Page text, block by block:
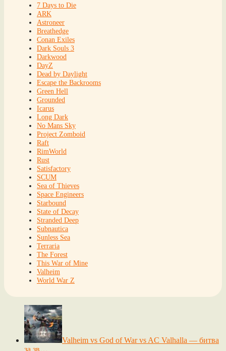
7 Days to Die
ARK
Astroneer
Breathedge
Conan Exiles
Dark Souls 3
Darkwood
DayZ
Dead by Daylight
Escape the Backrooms
Green Hell
Grounded
Icarus
Long Dark
No Mans Sky
Project Zomboid
Raft
RimWorld
Rust
Satisfactory
SCUM
Sea of Thieves
Space Engineers
Starbound
State of Decay
Stranded Deep
Subnautica
Sunless Sea
Terraria
The Forest
This War of Mine
Valheim
World War Z
Valheim vs God of War vs AC Valhalla — битва